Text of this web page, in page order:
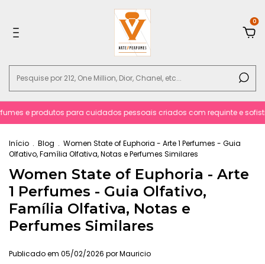
0
e produtos para cuidados pessoais criados com requinte e
Início . Blog . Women State of Euphoria - Arte 1 Perfumes - Guia
Olfativo, Família Olfativa, Notas e Perfumes Similares
Women State of Euphoria - Arte
1 Perfumes - Guia Olfativo,
Família Olfativa, Notas e
Perfumes Similares
Publicado em 05/02/2026 por Mauricio